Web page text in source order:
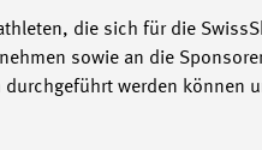
die sich für die
sowie an die
werden können